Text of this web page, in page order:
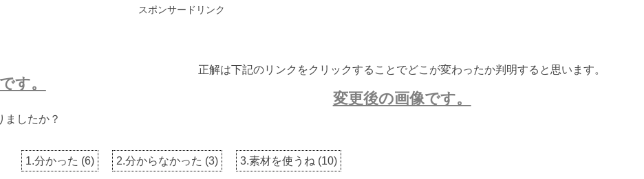
スポンサードリンク
正解は下記のリンクをクリックすることでどこが変わったか判明すると思います。
す。
変更後の画像です。
ましたか？
1.分かった (6) 2.分からなかった (3) 3.素材を使うね (10)